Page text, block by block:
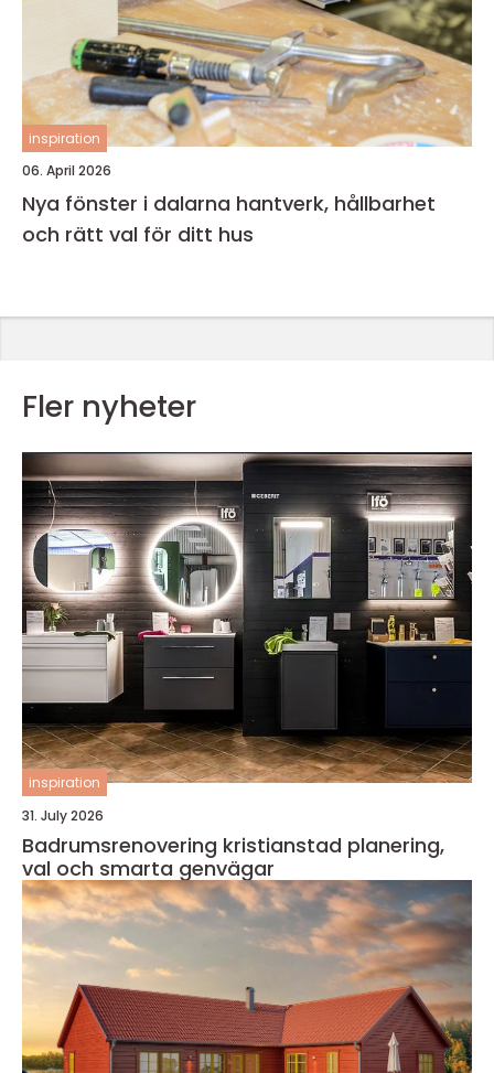
inspiration
06. April 2026
Nya fönster i dalarna hantverk, hållbarhet
och rätt val för ditt hus
Fler nyheter
inspiration
31. July 2026
Badrumsrenovering kristianstad planering,
val och smarta genvägar